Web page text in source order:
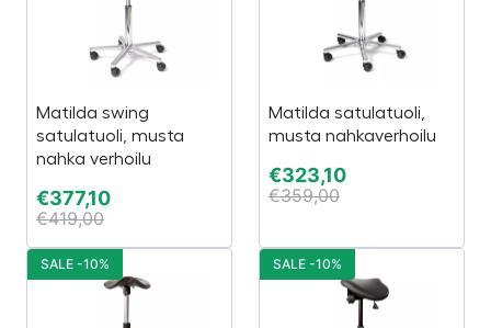
Matilda swing
satulatuoli, musta
nahka verhoilu
€377,10
€419,00
Matilda satulatuoli,
musta nahkaverhoilu
€323,10
€359,00
SALE -10% SALE -10%